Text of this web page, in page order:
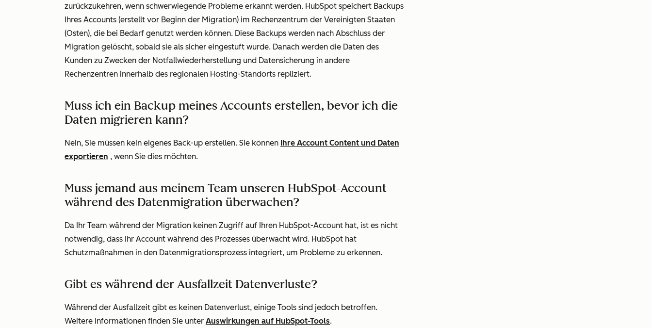
zurückzukehren, wenn schwerwiegende Probleme erkannt werden. HubSpot speichert Backups
Ihres Accounts (erstellt vor Beginn der Migration) im Rechenzentrum der Vereinigten Staaten
(Osten), die bei Bedarf genutzt werden können. Diese Backups werden nach Abschluss der
Migration gelöscht, sobald sie als sicher eingestuft wurde. Danach werden die Daten des
Kunden zu Zwecken der Notfallwiederherstellung und Datensicherung in andere
Rechenzentren innerhalb des regionalen Hosting-Standorts repliziert.
Muss ich ein Backup meines Accounts erstellen, bevor ich die
Daten migrieren kann?
Nein, Sie müssen kein eigenes Back-up erstellen. Sie können Ihre Account Content und Daten
exportieren , wenn Sie dies möchten.
Muss jemand aus meinem Team unseren HubSpot-Account
während des Datenmigration überwachen?
Da Ihr Team während der Migration keinen Zugriff auf Ihren HubSpot-Account hat, ist es nicht
notwendig, dass Ihr Account während des Prozesses überwacht wird. HubSpot hat
Schutzmaßnahmen in den Datenmigrationsprozess integriert, um Probleme zu erkennen.
Gibt es während der Ausfallzeit Datenverluste?
Während der Ausfallzeit gibt es keinen Datenverlust, einige Tools sind jedoch betroffen.
Weitere Informationen finden Sie unter Auswirkungen auf HubSpot-Tools.